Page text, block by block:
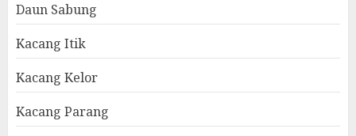
Daun Sabung
Kacang Itik
Kacang Kelor
Kacang Parang